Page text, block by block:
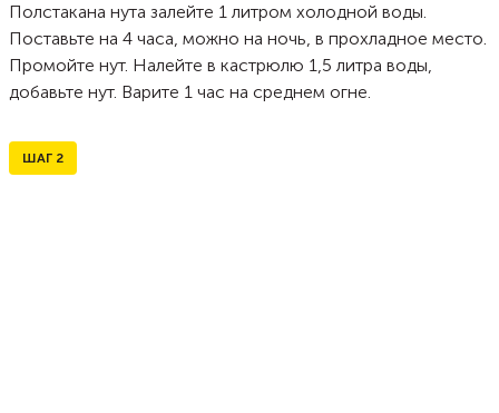
Полстакана нута залейте 1 литром холодной воды.
Поставьте на 4 часа, можно на ночь, в прохладное место.
Промойте нут. Налейте в кастрюлю 1,5 литра воды,
добавьте нут. Варите 1 час на среднем огне.
ШАГ 2